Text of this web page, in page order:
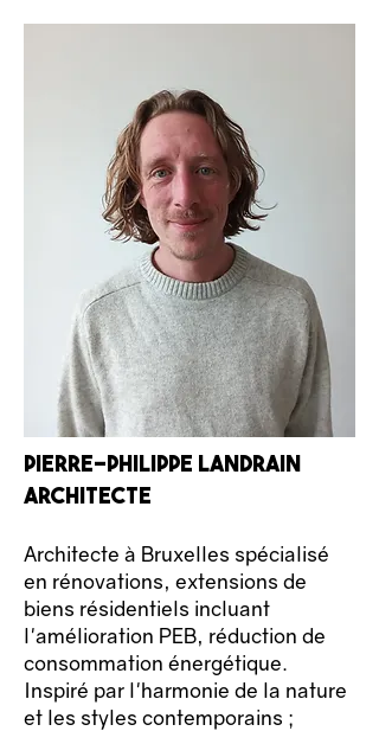
Pierre-Philippe Landrain
Architecte
Architecte à Bruxelles spécialisé
en rénovations, extensions de
biens résidentiels incluant
l'amélioration PEB, réduction de
consommation énergétique.
Inspiré par l'harmonie de la nature
et les styles contemporains ;